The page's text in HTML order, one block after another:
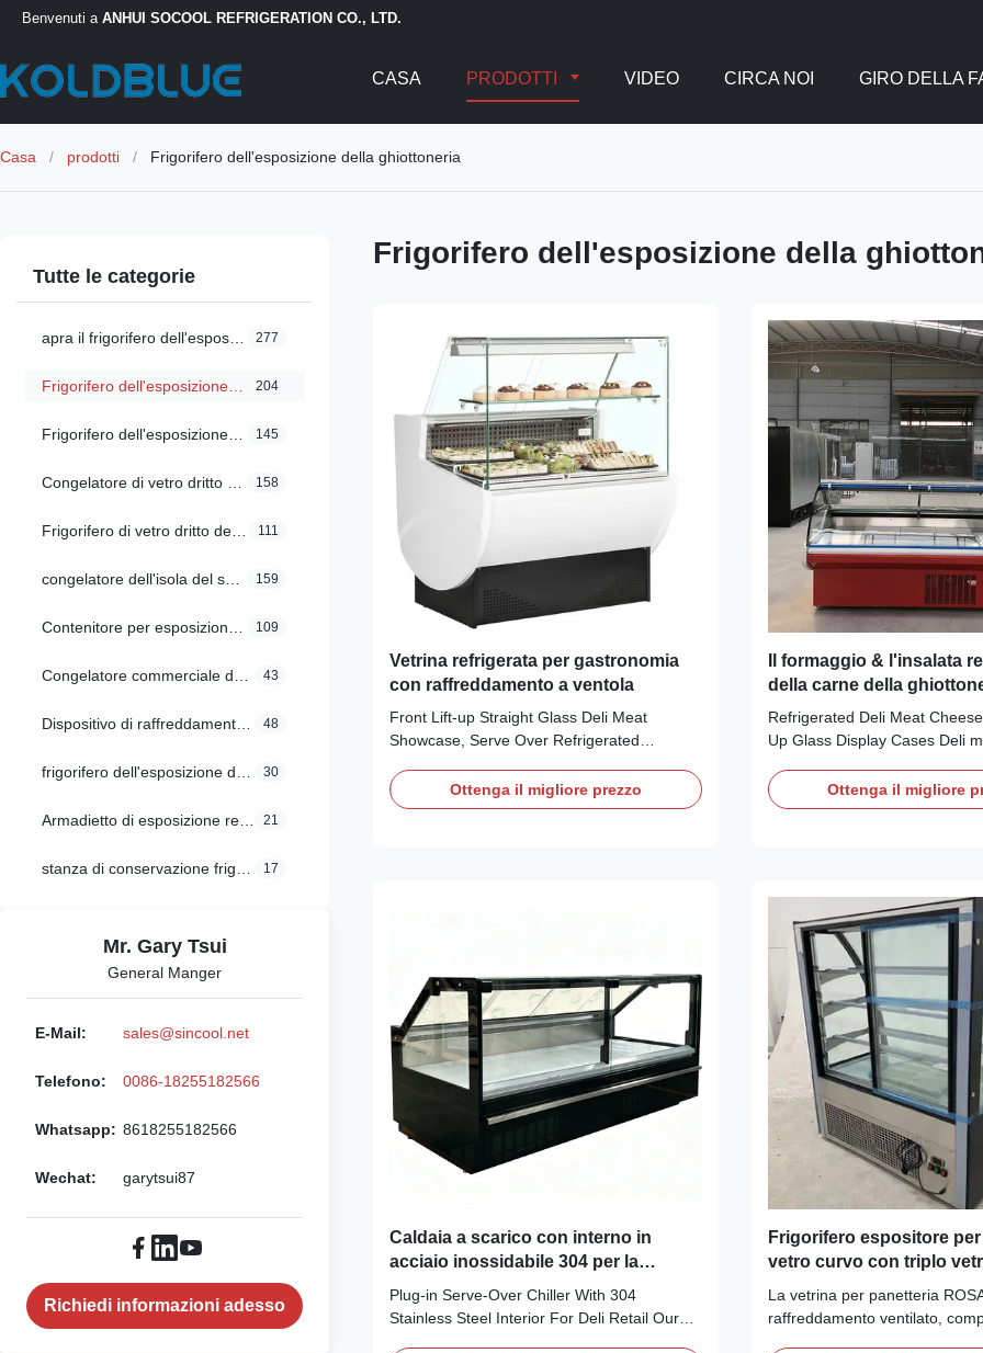
Benvenuti a ANHUI SOCOOL REFRIGERATION CO., LTD.
CASA PRODOTTI VIDEO CIRCA NOI GIRO DELLA
Casa / prodotti / Frigorifero dell'esposizione della ghiottoneria
Tutte le categorie
277
204
145
158
111
159
109
43
48
30
21
17
Mr. Gary Tsui
General Manger
E-Mail: sales@sincool.net
Telefono: 0086-18255182566
Whatsapp: 8618255182566
Wechat: garytsui87
Richiedi informazioni adesso
Frigorifero dell'esposizione della
Vetrina refrigerata per gastronomia
con raffreddamento a ventola
Front Lift-up Straight Glass Deli Meat
Showcase, Serve Over Refrigerated
glass door for easy cleaning ⇒ Fan cooling
system, frost free and fast cooling ⇒ 90 ºC
Ottenga il migliore prezzo
Il formaggio & l'insalata
della carne della
contenitori per
Refrigerated Deli Meat
Up Glass Display Cases Deli
counters are the perfect
catering establishment who
Ottenga il migliore
Caldaia a scarico con interno in
acciaio inossidabile 304 per la
vendita al dettaglio
Plug‑in Serve‑Over Chiller With 304
Stainless Steel Interior For Deli Retail Our
Frigorifero espositore
vetro curvo con triplo
antiappannamento,
e termostato digitale Dixell
La vetrina per panetteria
raffreddamento ventilato,